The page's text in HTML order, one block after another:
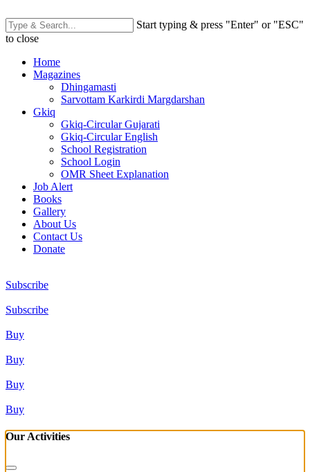
Start typing & press "Enter" or "ESC"
to close
Home
Magazines
Dhingamasti
Sarvottam Karkirdi Margdarshan
Gkiq
Gkiq-Circular Gujarati
Gkiq-Circular English
School Registration
School Login
OMR Sheet Explanation
Job Alert
Books
Gallery
About Us
Contact Us
Donate
Subscribe
Subscribe
Buy
Buy
Buy
Buy
Our Activities